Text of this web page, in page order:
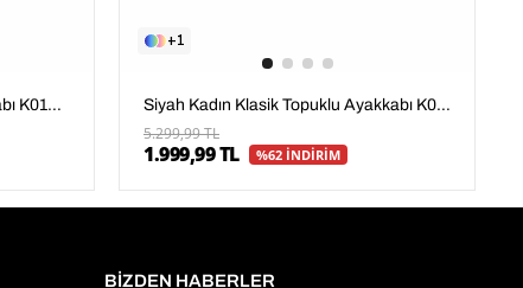
Bej Kadın Klasik Topuklu Ayakkabı K01471060209
1
Siyah Kadın Klasik Topuklu Ayakkabı K01471060209
5.299,99 TL
1.999,99 TL %62 İNDİRİM
BİZDEN HABERLER